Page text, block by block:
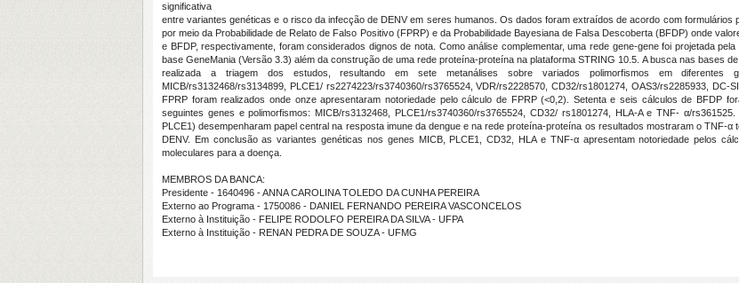
significativa
entre variantes genéticas e o risco da infecção de DENV em seres humanos. Os dados foram extraídos de acordo com
por meio da Probabilidade de Relato de Falso Positivo (FPRP) e da Probabilidade Bayesiana de Falsa Descoberta (BFDP) onde
e BFDP, respectivamente, foram considerados dignos de nota. Como análise complementar, uma rede gene-gene foi projetada
base GeneMania (Versão 3.3) além da construção de uma rede proteína-proteína na plataforma STRING 10.5. A busca nas bases
realizada a triagem dos estudos, resultando em sete metanálises sobre variados polimorfismos em diferentes
MICB/rs3132468/rs3134899, PLCE1/ rs2274223/rs3740360/rs3765524, VDR/rs2228570, CD32/rs1801274, OAS3/rs2285933,
FPRP foram realizados onde onze apresentaram notoriedade pelo cálculo de FPRP (<0,2). Setenta e seis cálculos de BFDP
seguintes genes e polimorfismos: MICB/rs3132468, PLCE1/rs3740360/rs3765524, CD32/ rs1801274, HLA-A e TNF- α/
PLCE1) desempenharam papel central na resposta imune da dengue e na rede proteína-proteína os resultados mostraram o TNF-
DENV. Em conclusão as variantes genéticas nos genes MICB, PLCE1, CD32, HLA e TNF-α apresentam notoriedade pelos
moleculares para a doença.
MEMBROS DA BANCA:
Presidente - 1640496 - ANNA CAROLINA TOLEDO DA CUNHA PEREIRA
Externo ao Programa - 1750086 - DANIEL FERNANDO PEREIRA VASCONCELOS
Externo à Instituição - FELIPE RODOLFO PEREIRA DA SILVA - UFPA
Externo à Instituição - RENAN PEDRA DE SOUZA - UFMG